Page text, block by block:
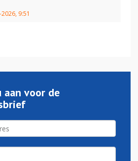
9:51
aan voor de